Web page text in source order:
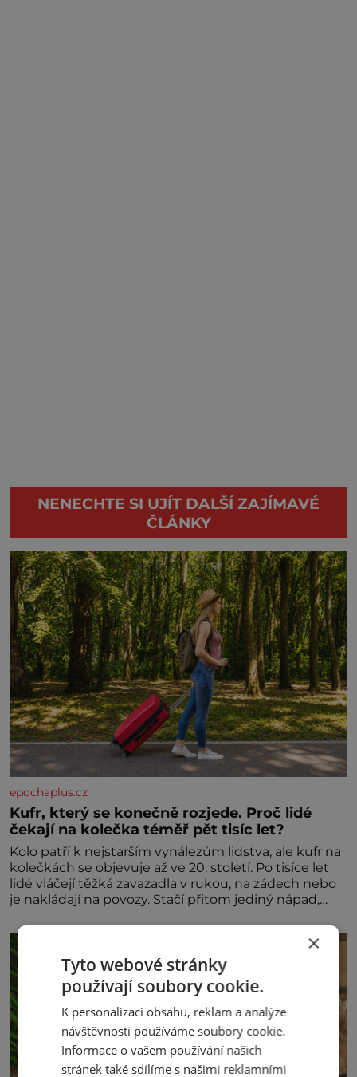
NENECHTE SI UJÍT DALŠÍ ZAJÍMAVÉ
ČLÁNKY
epochaplus.cz
Kufr, který se konečně rozjede. Proč lidé
čekají na kolečka téměř pět tisíc let?
Kolo patří k nejstarším vynálezům lidstva, ale kufr na
kolečkách se objevuje až ve 20. století. Po tisíce let
lidé vláčejí těžká zavazadla v rukou, na zádech nebo
je nakládají na povozy. Stačí přitom jediný nápad,
dlouho nedostane. Až jednou se na letišti ozve věta,
která změní
×
Tyto webové stránky
používají soubory cookie.
K personalizaci obsahu, reklam a analýze
návštěvnosti používáme soubory cookie.
Informace o vašem používání našich
stránek také sdílíme s našimi reklamními